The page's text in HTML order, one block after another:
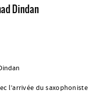
Dindan
l’arrivée du saxophoniste